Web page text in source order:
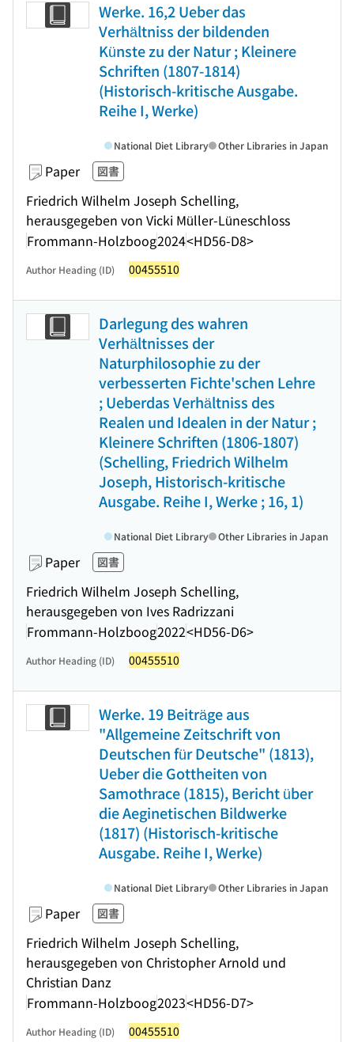
Werke. 16,2 Ueber das
Verhältniss der bildenden
Künste zu der Natur ; Kleinere
Schriften (1807-1814)
(Historisch-kritische Ausgabe.
Reihe I, Werke)
Paper 図書
Friedrich Wilhelm Joseph Schelling,
herausgegeben von Vicki Müller-Lüneschloss
Frommann-Holzboog2024<HD56-D8>
National Diet Library Other Libraries in Japan
Author Heading (ID) 00455510
Darlegung des wahren
Verhältnisses der
Naturphilosophie zu der
verbesserten Fichte'schen Lehre
; Ueberdas Verhältniss des
Realen und Idealen in der Natur ;
Kleinere Schriften (1806-1807)
(Schelling, Friedrich Wilhelm
Joseph, Historisch-kritische
Ausgabe. Reihe I, Werke ; 16, 1)
Paper 図書
Friedrich Wilhelm Joseph Schelling,
herausgegeben von Ives Radrizzani
Frommann-Holzboog2022<HD56-D6>
National Diet Library Other Libraries in Japan
Author Heading (ID) 00455510
Werke. 19 Beiträge aus
"Allgemeine Zeitschrift von
Deutschen für Deutsche" (1813),
Ueber die Gottheiten von
Samothrace (1815), Bericht über
die Aeginetischen Bildwerke
(1817) (Historisch-kritische
Ausgabe. Reihe I, Werke)
Paper 図書
Friedrich Wilhelm Joseph Schelling,
herausgegeben von Christopher Arnold und
Christian Danz
Frommann-Holzboog2023<HD56-D7>
National Diet Library Other Libraries in Japan
Author Heading (ID) 00455510